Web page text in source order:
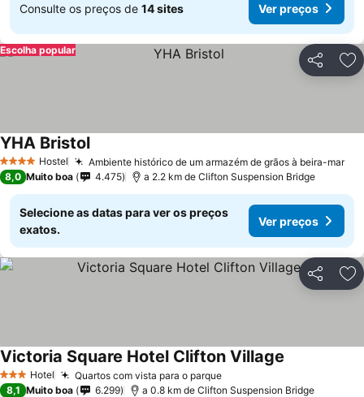
Consulte os preços de 14 sites Ver preços
Partilhar
Escolha popular
4 EstrelasHostel Ambiente histórico de um armazém de grãos à beira-mar
YHA BristolVer preços
8,0 Muito boa 4.475 a 2.2 km de Clifton Suspension Bridge
Selecione as datas para ver os preços
exatos.
Ver preços
Partilhar
3 EstrelasHotel Quartos com vista para o parqueVer preços
Victoria Square Hotel Clifton Village
8,1 Muito boa 6.299 a 0.8 km de Clifton Suspension Bridge